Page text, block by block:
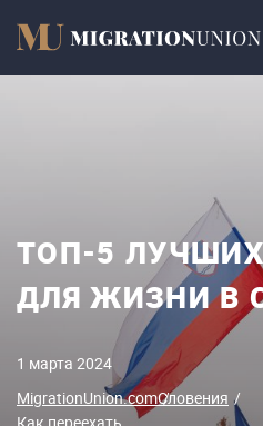
ТОП-5
ДЛЯ ЖИЗНИ В
1 марта 2024
MigrationUnion.comСловения